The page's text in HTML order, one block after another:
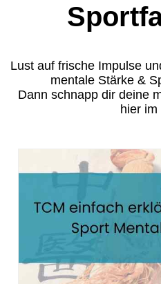
Lust auf frische Impulse
mentale Stärke &
Dann schnapp dir deine
hier im